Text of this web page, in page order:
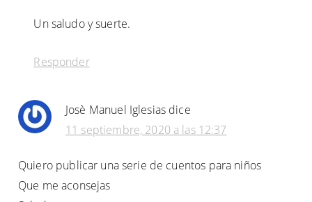
Un saludo y suerte.
Responder
Josè Manuel Iglesias dice
11 septiembre, 2020 a las 12:37
Quiero publicar una serie de cuentos para niños
Que me aconsejas